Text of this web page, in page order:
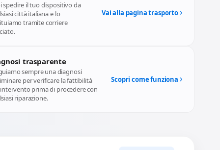
spedire il tuo dispositivo da
città italiana e lo
tramite corriere
Vai alla pagina trasporto
trasparente
sempre una diagnosi
per verificare la fattibilità
prima di procedere con
riparazione.
Scopri come funziona